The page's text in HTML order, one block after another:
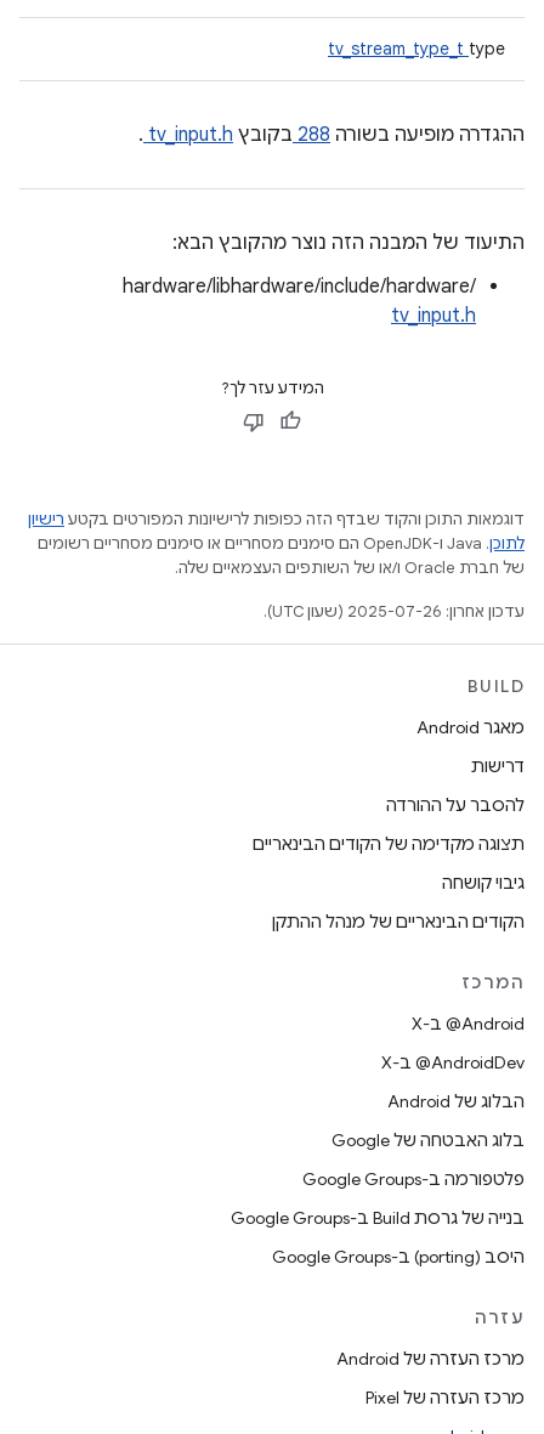
tv_stream_type_t type
ההגדרה מופיעה בשורה 288 בקובץ tv_input.h
.
התיעוד של המבנה הזה נוצר מהקובץ הבא:
hardware/libhardware/include/hardware/
tv_input.h
המידע עזר לך?
דוגמאות התוכן והקוד שבדף הזה כפופות לרישיונות המפורטים בקטע רישיון
לתוכן
.‏ Java ו-OpenJDK הם סימנים מסחריים או סימנים מסחריים רשומים
של חברת Oracle ו/או של השותפים העצמאיים שלה.
עדכון אחרון: 2025-07-26 (שעון UTC).
BUILD
מאגר Android
דרישות
להסבר על ההורדה
תצוגה מקדימה של הקודים הבינאריים
גיבוי קושחה
הקודים הבינאריים של מנהל ההתקן
המרכז
‫‎@Android ב-X
‫‎@AndroidDev ב-X
הבלוג של Android
בלוג האבטחה של Google
פלטפורמה ב-Google Groups
בנייה של גרסת Build ב-Google Groups
היסב (porting) ב-Google Groups
עזרה
מרכז העזרה של Android
מרכז העזרה של Pixel